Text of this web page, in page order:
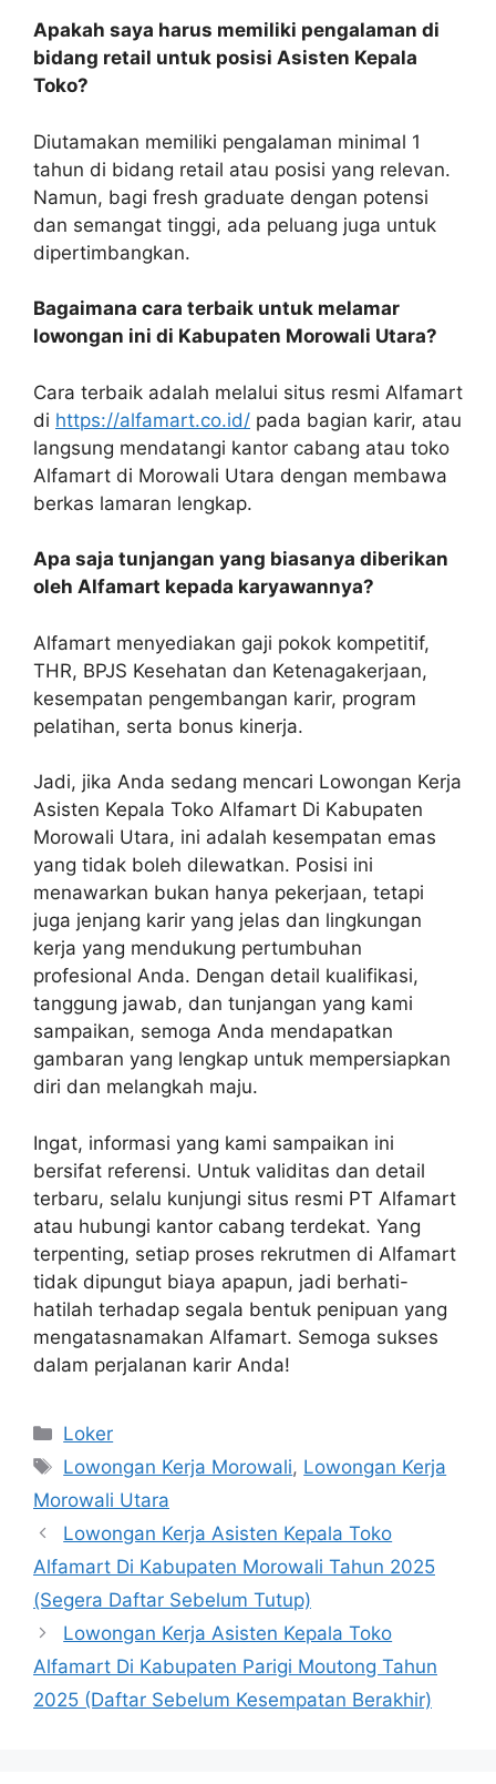
Apakah saya harus memiliki pengalaman di
bidang retail untuk posisi Asisten Kepala
Toko?
Diutamakan memiliki pengalaman minimal 1
tahun di bidang retail atau posisi yang relevan.
Namun, bagi fresh graduate dengan potensi
dan semangat tinggi, ada peluang juga untuk
dipertimbangkan.
Bagaimana cara terbaik untuk melamar
lowongan ini di Kabupaten Morowali Utara?
Cara terbaik adalah melalui situs resmi Alfamart
di https://alfamart.co.id/ pada bagian karir, atau
langsung mendatangi kantor cabang atau toko
Alfamart di Morowali Utara dengan membawa
berkas lamaran lengkap.
Apa saja tunjangan yang biasanya diberikan
oleh Alfamart kepada karyawannya?
Alfamart menyediakan gaji pokok kompetitif,
THR, BPJS Kesehatan dan Ketenagakerjaan,
kesempatan pengembangan karir, program
pelatihan, serta bonus kinerja.
Jadi, jika Anda sedang mencari Lowongan Kerja
Asisten Kepala Toko Alfamart Di Kabupaten
Morowali Utara, ini adalah kesempatan emas
yang tidak boleh dilewatkan. Posisi ini
menawarkan bukan hanya pekerjaan, tetapi
juga jenjang karir yang jelas dan lingkungan
kerja yang mendukung pertumbuhan
profesional Anda. Dengan detail kualifikasi,
tanggung jawab, dan tunjangan yang kami
sampaikan, semoga Anda mendapatkan
gambaran yang lengkap untuk mempersiapkan
diri dan melangkah maju.
Ingat, informasi yang kami sampaikan ini
bersifat referensi. Untuk validitas dan detail
terbaru, selalu kunjungi situs resmi PT Alfamart
atau hubungi kantor cabang terdekat. Yang
terpenting, setiap proses rekrutmen di Alfamart
tidak dipungut biaya apapun, jadi berhati-
hatilah terhadap segala bentuk penipuan yang
mengatasnamakan Alfamart. Semoga sukses
dalam perjalanan karir Anda!
Kategori
Loker
Tag
Lowongan Kerja Morowali, Lowongan Kerja
Morowali Utara
Lowongan Kerja Asisten Kepala Toko
Alfamart Di Kabupaten Morowali Tahun 2025
(Segera Daftar Sebelum Tutup)
Lowongan Kerja Asisten Kepala Toko
Alfamart Di Kabupaten Parigi Moutong Tahun
2025 (Daftar Sebelum Kesempatan Berakhir)